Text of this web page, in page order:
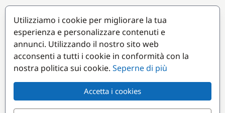
Accesso armatori
Diventare partner
Destinazioni popolari
Utilizziamo i cookie per migliorare la tua
esperienza e personalizzare contenuti e
annunci. Utilizzando il nostro sito web
acconsenti a tutti i cookie in conformità con la
nostra politica sui cookie. Seperne di più
Accetta i cookies